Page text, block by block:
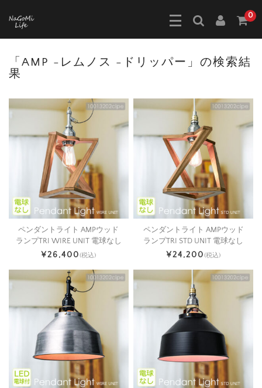
0
「 AMP -レムノス -ドリッパー 」の検索結
果
ペンダントライト AMPウッド
ランプTRI WIRE UNIT 電球なし
¥26,400(税込)
ペンダントライト AMPウッド
ランプTRI STD UNIT 電球なし
¥24,200(税込)